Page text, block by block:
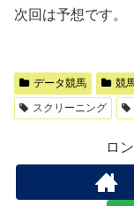
次回は予想です。
データ競馬 競
スクリーニング
ロ